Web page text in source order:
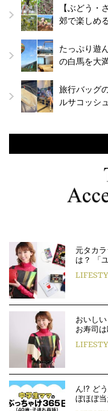
【ぶどう・
郊で楽しめ
たっぷり遊
の白馬を大
旅行バッグ
ルサコッシ
元タカ
は？ 「
おいし
お寿司
ん!? ど
ぼほぼ